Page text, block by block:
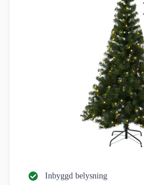
Inbyggd belysning